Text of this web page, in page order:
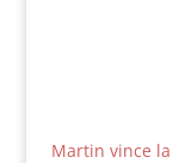
Martin vince